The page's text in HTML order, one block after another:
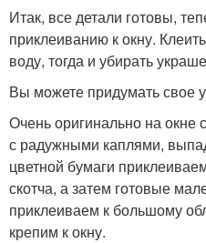
Итак, все детали готовы,
приклеиванию к окну.
воду, тогда и убирать
Вы можете придумать свое
Очень оригинально на окне
с радужными каплями,
цветной бумаги
скотча, а затем готовые
приклеиваем к большому
крепим к окну.